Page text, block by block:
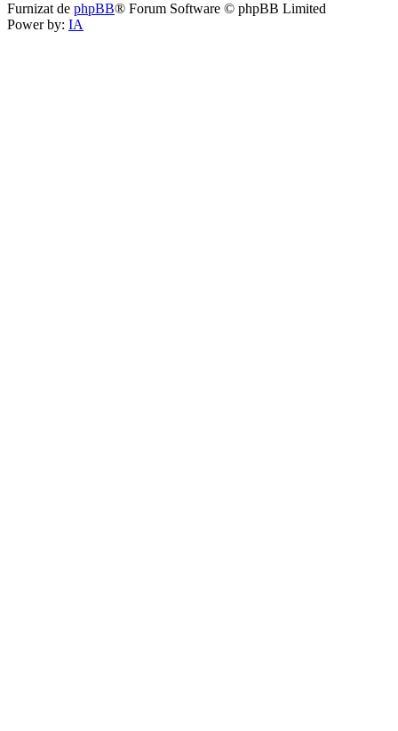
Furnizat de phpBB® Forum Software © phpBB Limited
Power by: IA